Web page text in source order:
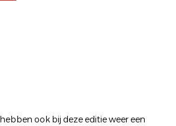
ook bij deze editie weer een